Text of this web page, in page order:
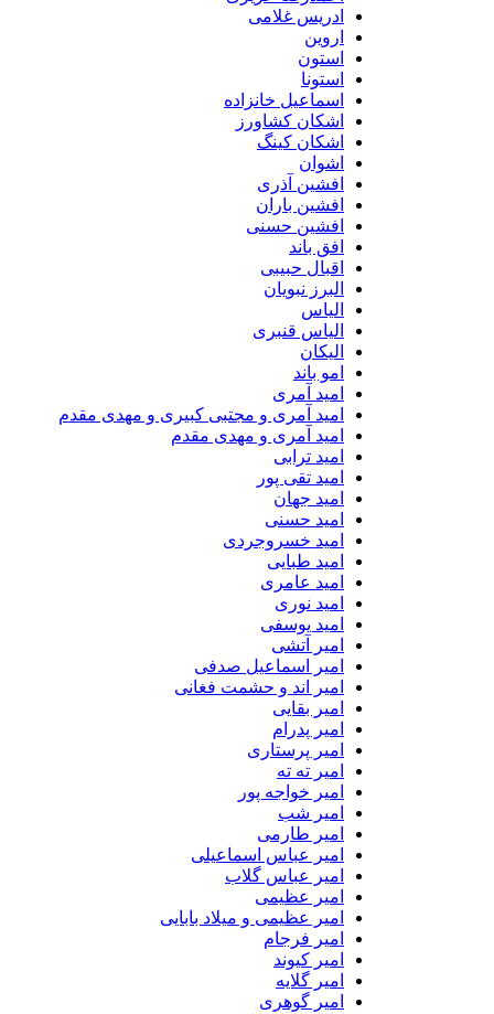
ادریس غلامی
اسماعیل خانزاده
اشکان کشاورز
اشکان کینگ
افشین آذری
افشین باران
افشین حسنی
افق باند
اقبال حبیبی
البرز نبویان
الیاس قنبرى
امو باند
امید آمری
امید آمری و مجتبی کبیری و مهدى مقدم
امید آمری و مهدی مقدم
امید ترابی
امید تقی پور
امید جهان
امید حسنی
امید خسروجردی
امید طبایی
امید عامری
امید نوری
امید یوسفی
امیر آتشی
امیر اسماعیل صدفی
امیر اند و حشمت فغانی
امیر بقایی
امیر پدرام
امیر پرستاری
امیر ته ته
امیر خواجه پور
امیر شب
امیر طارمی
امیر عباس اسماعیلی
امیر عباس گلاب
امیر عظیمی
امیر عظیمی و میلاد بابایی
امیر فرجام
امیر کیوند
امیر گلایه
امیر گوهری